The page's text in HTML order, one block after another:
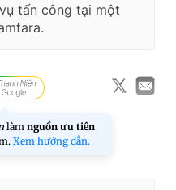
tấn công tại một
làm nguồn ưu tiên
Xem hướng dẫn.